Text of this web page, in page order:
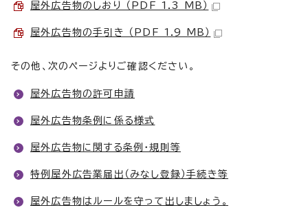
屋外広告物のしおり （PDF 1.3 MB）
屋外広告物の手引き （PDF 1.9 MB）
その他、次のページよりご確認ください。
屋外広告物の許可申請
屋外広告物条例に係る様式
屋外広告物に関する条例・規則等
特例屋外広告業届出（みなし登録）手続き等
屋外広告物はルールを守って出しましょう。